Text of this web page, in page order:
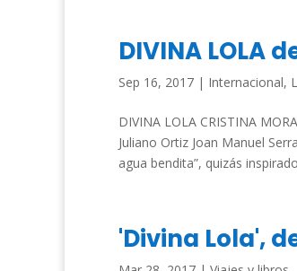
DIVINA LOLA
Sep 16, 2017 | Internacional,
DIVINA LOLA CRISTINA
Juliano Ortiz Joan Manuel
agua bendita”, quizás
'Divina Lola',